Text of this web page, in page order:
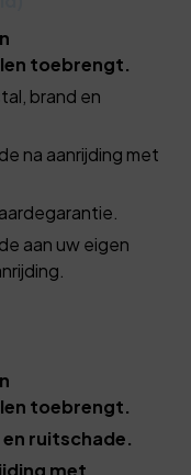
toebrengt.
brand en
na aanrijding met
aan uw eigen
toebrengt.
ruitschade.
met